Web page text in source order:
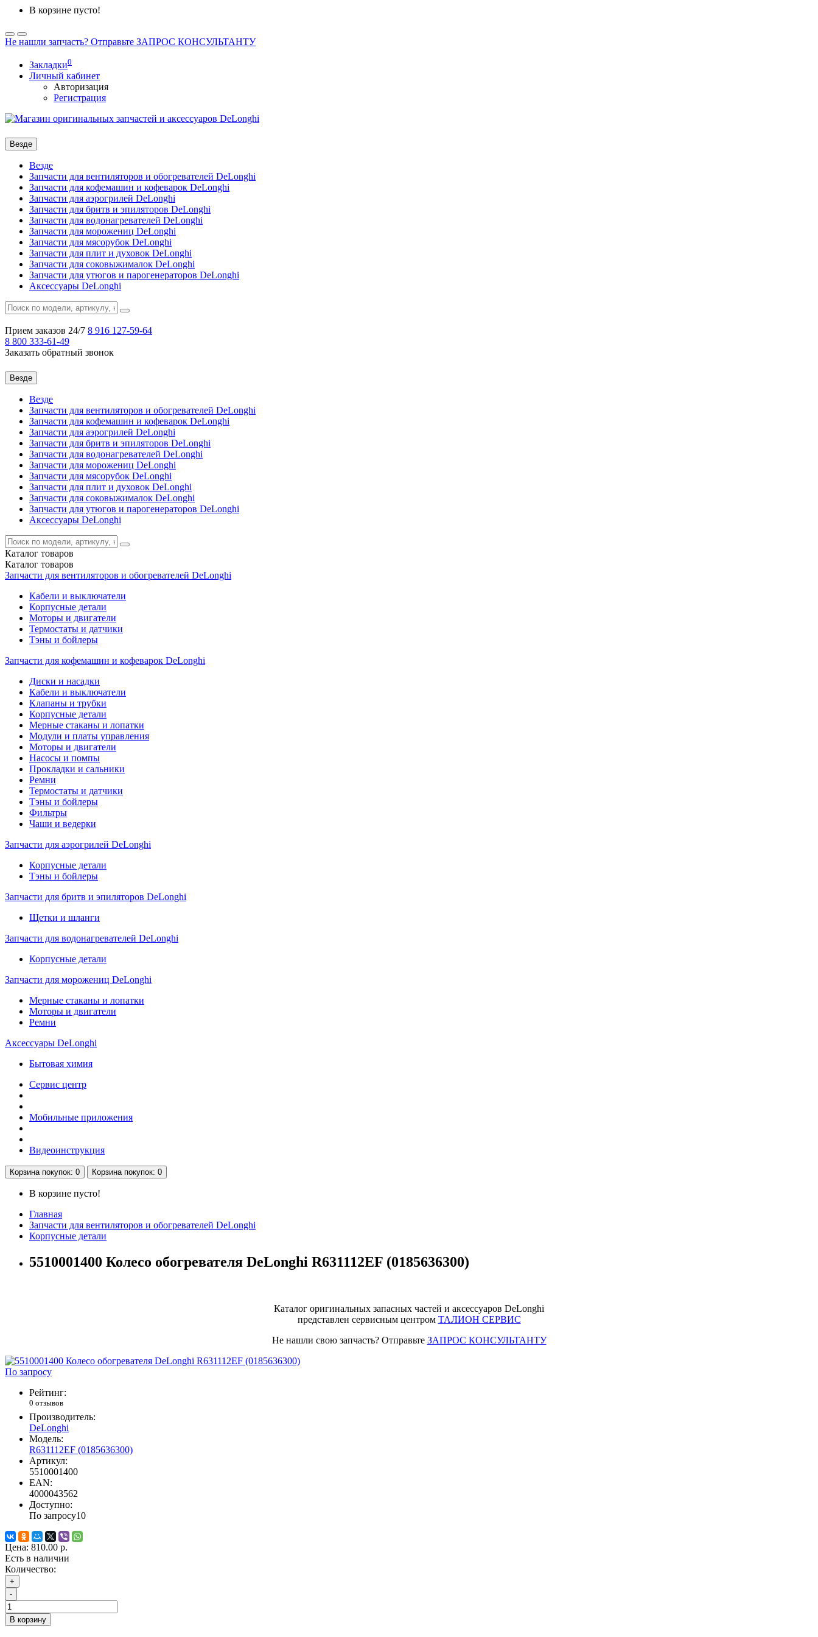
В корзине пусто!
Не нашли запчасть? Отправьте ЗАПРОС КОНСУЛЬТАНТУ
Закладки0
Личный кабинет
Авторизация
Регистрация
Везде
Везде
Запчасти для вентиляторов и обогревателей DeLonghi
Запчасти для кофемашин и кофеварок DeLonghi
Запчасти для аэрогрилей DeLonghi
Запчасти для бритв и эпиляторов DeLonghi
Запчасти для водонагревателей DeLonghi
Запчасти для морожениц DeLonghi
Запчасти для мясорубок DeLonghi
Запчасти для плит и духовок DeLonghi
Запчасти для соковыжималок DeLonghi
Запчасти для утюгов и парогенераторов DeLonghi
Аксессуары DeLonghi
Прием заказов 24/7 8 916 127-59-64
8 800 333-61-49
Заказать обратный звонок
Везде
Везде
Запчасти для вентиляторов и обогревателей DeLonghi
Запчасти для кофемашин и кофеварок DeLonghi
Запчасти для аэрогрилей DeLonghi
Запчасти для бритв и эпиляторов DeLonghi
Запчасти для водонагревателей DeLonghi
Запчасти для морожениц DeLonghi
Запчасти для мясорубок DeLonghi
Запчасти для плит и духовок DeLonghi
Запчасти для соковыжималок DeLonghi
Запчасти для утюгов и парогенераторов DeLonghi
Аксессуары DeLonghi
Каталог товаров
Каталог товаров
Запчасти для вентиляторов и обогревателей DeLonghi
Кабели и выключатели
Корпусные детали
Моторы и двигатели
Термостаты и датчики
Тэны и бойлеры
Запчасти для кофемашин и кофеварок DeLonghi
Диски и насадки
Кабели и выключатели
Клапаны и трубки
Корпусные детали
Мерные стаканы и лопатки
Модули и платы управления
Моторы и двигатели
Насосы и помпы
Прокладки и сальники
Ремни
Термостаты и датчики
Тэны и бойлеры
Фильтры
Чаши и ведерки
Запчасти для аэрогрилей DeLonghi
Корпусные детали
Тэны и бойлеры
Запчасти для бритв и эпиляторов DeLonghi
Щетки и шланги
Запчасти для водонагревателей DeLonghi
Корпусные детали
Запчасти для морожениц DeLonghi
Мерные стаканы и лопатки
Моторы и двигатели
Ремни
Аксессуары DeLonghi
Бытовая химия
Сервис центр
Мобильные приложения
Видеоинструкция
Корзинапокупок: 0 Корзинапокупок: 0
В корзине пусто!
Главная
Запчасти для вентиляторов и обогревателей DeLonghi
Корпусные детали
5510001400 Колесо обогревателя DeLonghi R631112EF (0185636300)
Каталог оригинальных запасных частей и аксессуаров DeLonghi
представлен сервисным центром ТАЛИОН СЕРВИС
Не нашли свою запчасть? Отправьте ЗАПРОС КОНСУЛЬТАНТУ
По запросу
Рейтинг:
0 отзывов
Производитель:
DeLonghi
Модель:
R631112EF (0185636300)
Артикул:
5510001400
EAN:
4000043562
Доступно:
По запросу10
Цена: 810.00 р.
Есть в наличии
Количество:
+
-
В корзину